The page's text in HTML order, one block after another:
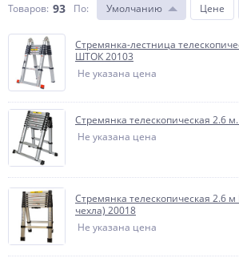
Товаров: 93 По: Умолчанию Цене
Стремянка-лестница
ШТОК 20103
Не указана цена
Стремянка телескопическая 2.6
Не указана цена
Стремянка телескопическая 2.6
чехла) 20018
Не указана цена